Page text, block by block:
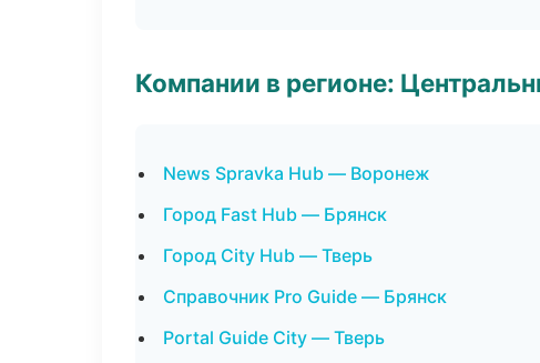
Компании в регионе:
News Spravka Hub — Воронеж
Город Fast Hub — Брянск
Город City Hub — Тверь
Справочник Pro Guide — Брянск
Portal Guide City — Тверь